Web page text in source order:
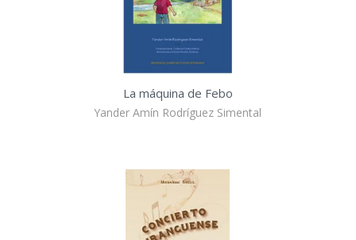
La máquina de Febo
Yander Amín Rodríguez Simental